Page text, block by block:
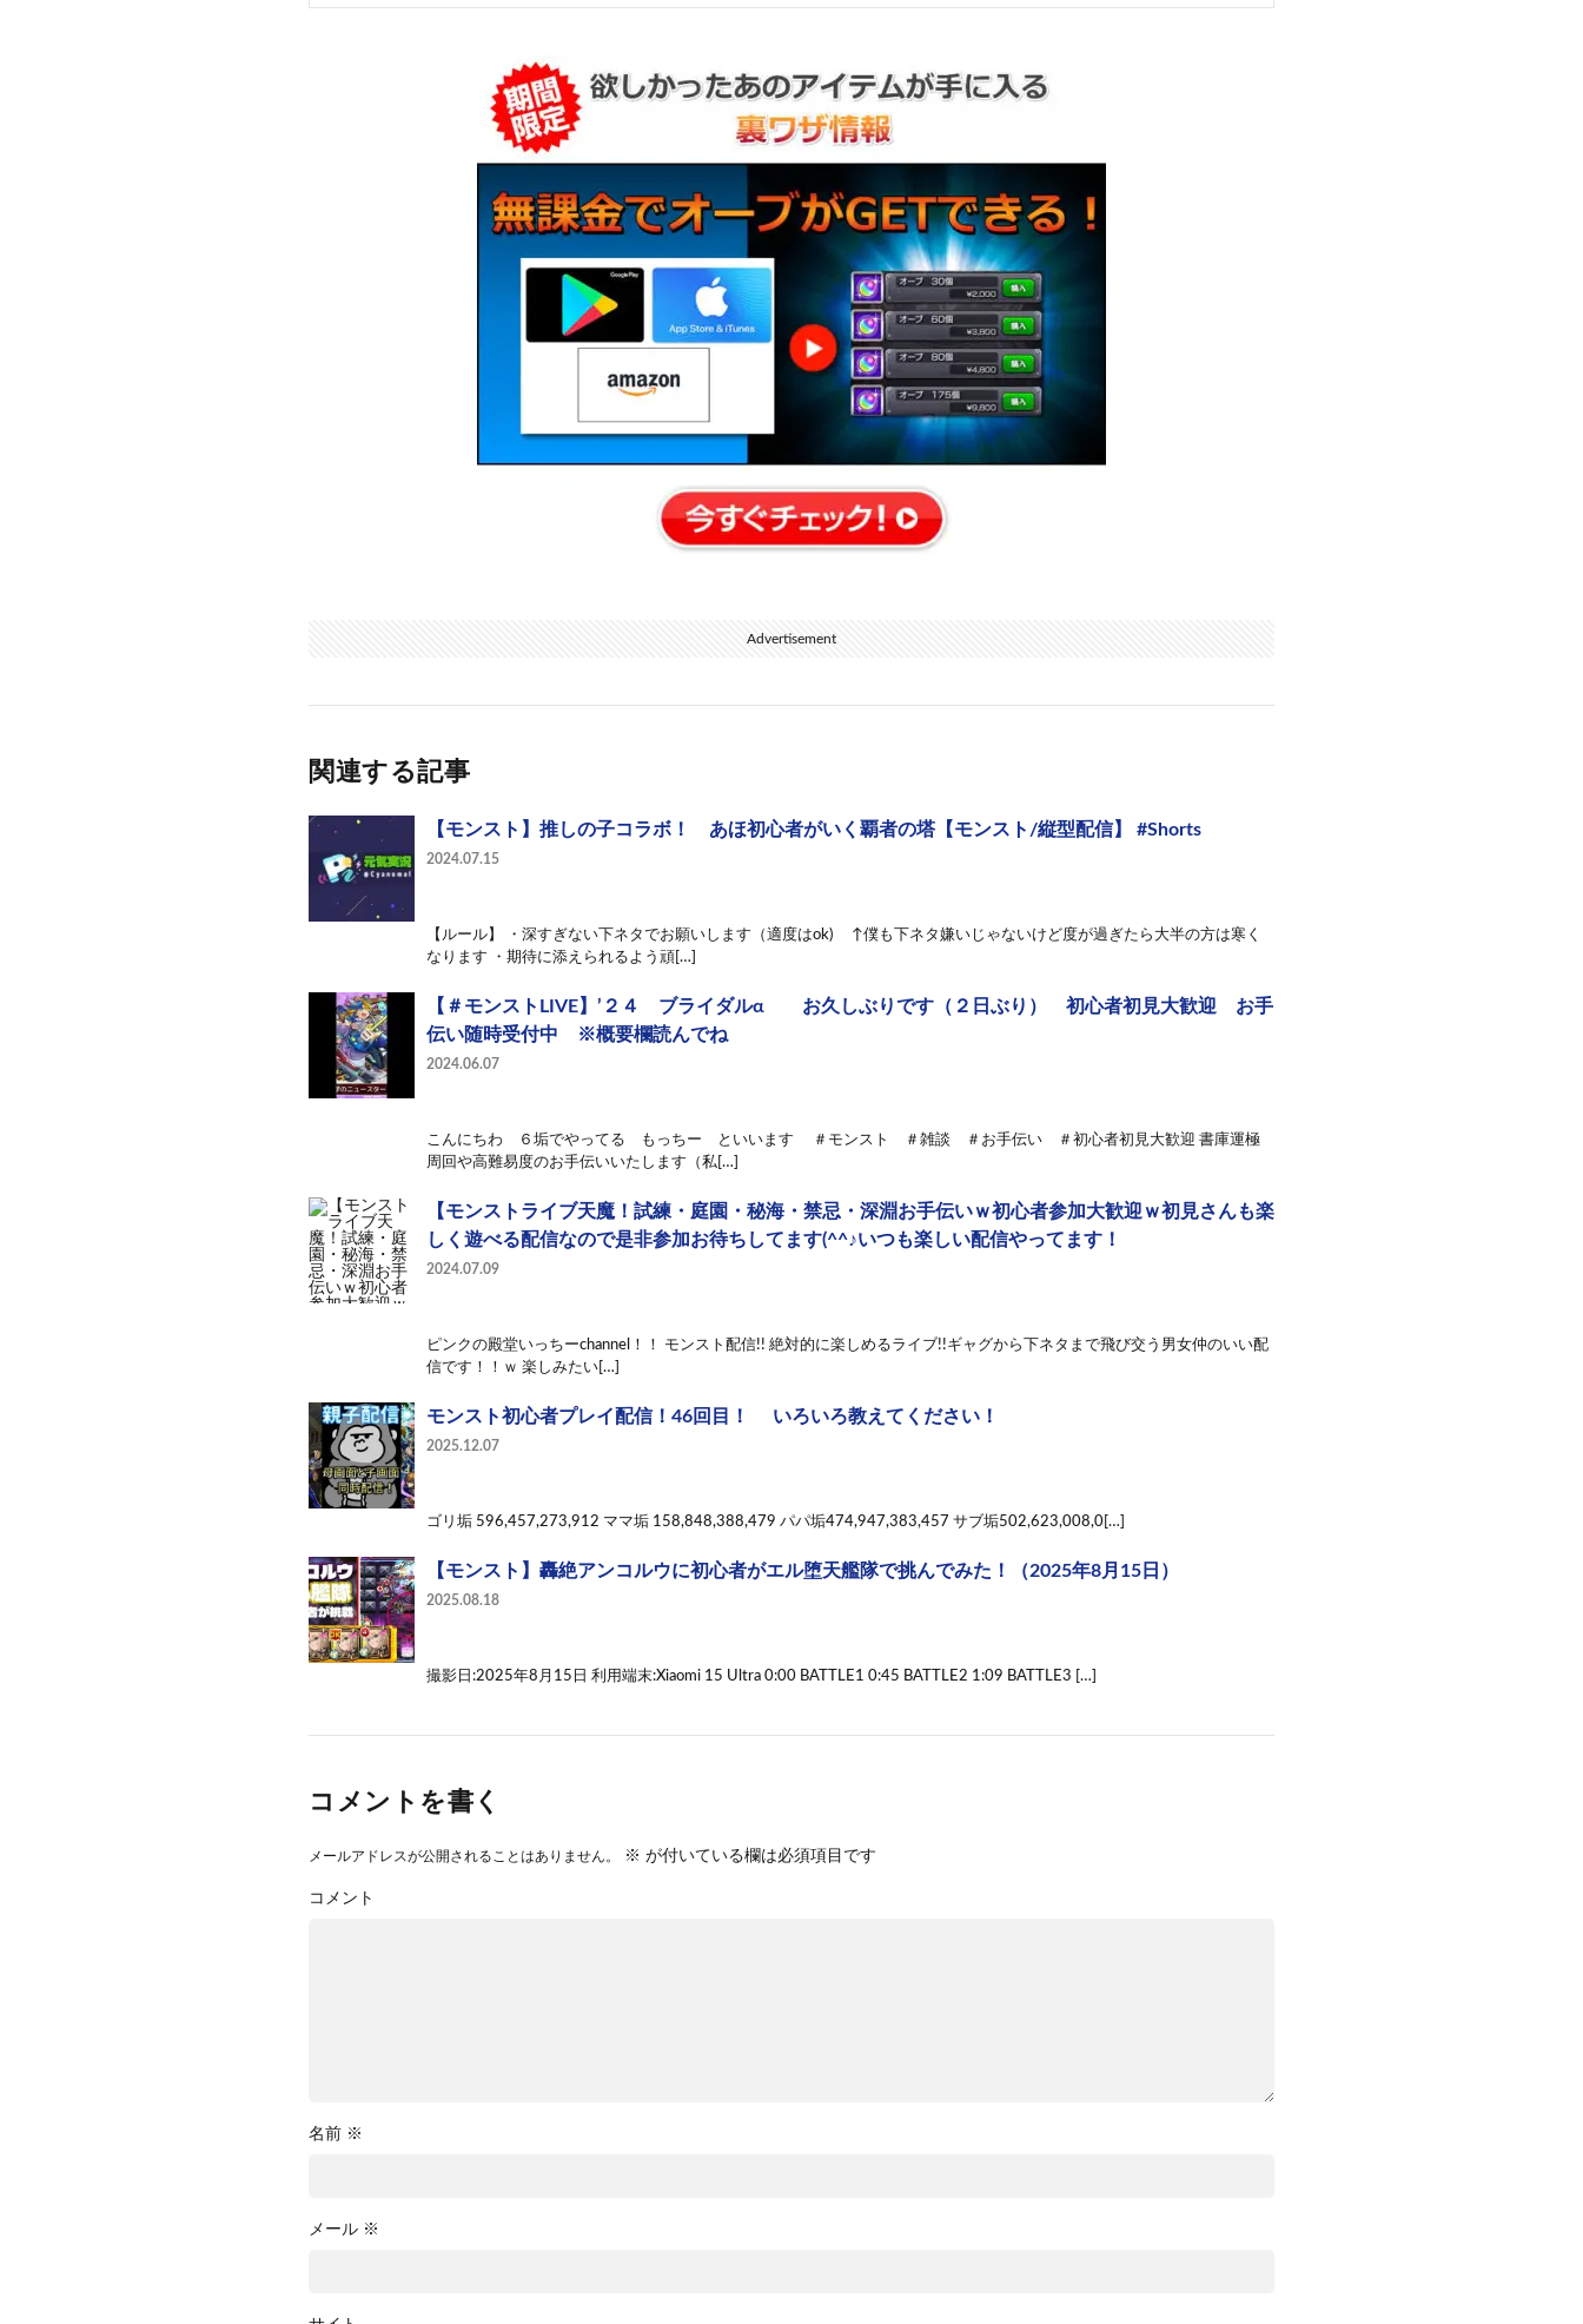
Advertisement
関連する記事
【モンスト】推しの子コラボ！ あほ初心者がいく覇者の塔【モンスト/縦型配信】 #Shorts
2024.07.15
【ルール】 ・深すぎない下ネタでお願いします（適度はok) ↑僕も下ネタ嫌いじゃないけど度が過ぎたら大半の方は寒く
なります ・期待に添えられるよう頑[…]
【＃モンストLIVE】’２４ ブライダルα お久しぶりです（２日ぶり） 初心者初見大歓迎 お手
伝い随時受付中 ※概要欄読んでね
2024.06.07
こんにちわ ６垢でやってる もっちー といいます ＃モンスト ＃雑談 ＃お手伝い ＃初心者初見大歓迎 書庫運極
周回や高難易度のお手伝いいたします（私[…]
【モンストライブ天魔！試練・庭園・秘海・禁忌・深淵お手伝いｗ初心者参加大歓迎ｗ初見さんも楽
しく遊べる配信なので是非参加お待ちしてます(^^♪いつも楽しい配信やってます！
2024.07.09
ピンクの殿堂いっちーchannel！！ モンスト配信!! 絶対的に楽しめるライブ!!ギャグから下ネタまで飛び交う男女仲のいい配
信です！！ｗ 楽しみたい[…]
モンスト初心者プレイ配信！46回目！ いろいろ教えてください！
2025.12.07
ゴリ垢 596,457,273,912 ママ垢 158,848,388,479 パパ垢474,947,383,457 サブ垢502,623,008,0[…]
【モンスト】轟絶アンコルウに初心者がエル堕天艦隊で挑んでみた！（2025年8月15日）
2025.08.18
撮影日:2025年8月15日 利用端末:Xiaomi 15 Ultra 0:00 BATTLE1 0:45 BATTLE2 1:09 BATTLE3 […]
コメントを書く
メールアドレスが公開されることはありません。 ※ が付いている欄は必須項目です
コメント
名前 ※
メール ※